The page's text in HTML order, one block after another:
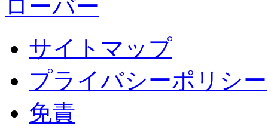
サイトマップ
プライバシーポリシー
免責